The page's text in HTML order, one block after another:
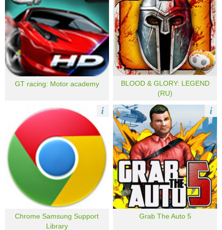
GT racing: Motor academy
BLOOD & GLORY: LEGEND
(RU)
Chrome Samsung Support
Library
i
Grab The Auto 5
i